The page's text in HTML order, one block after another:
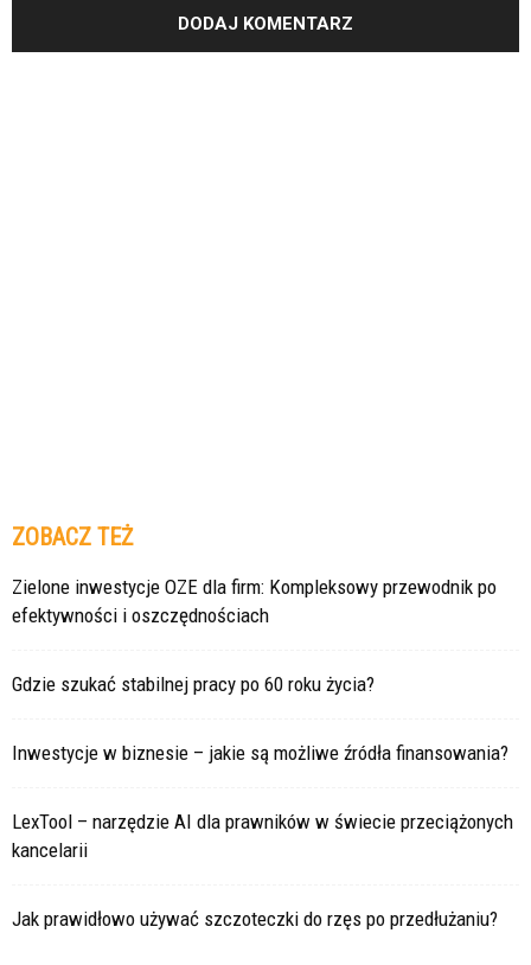
ZOBACZ TEŻ
Zielone inwestycje OZE dla firm: Kompleksowy przewodnik po
efektywności i oszczędnościach
Gdzie szukać stabilnej pracy po 60 roku życia?
Inwestycje w biznesie – jakie są możliwe źródła finansowania?
LexTool – narzędzie AI dla prawników w świecie przeciążonych
kancelarii
Jak prawidłowo używać szczoteczki do rzęs po przedłużaniu?